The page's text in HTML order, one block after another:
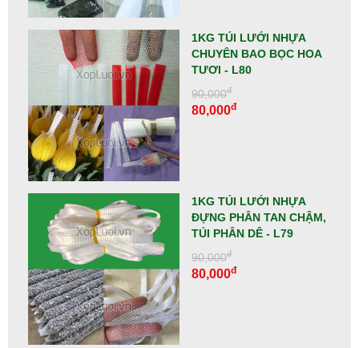
1KG TÚI LƯỚI NHỰA
CHUYÊN BAO BỌC HOA
TƯƠI - L80
90,000đ
80,000đ
1KG TÚI LƯỚI NHỰA
ĐỰNG PHÂN TAN CHẬM,
TÚI PHÂN DÊ - L79
90,000đ
80,000đ